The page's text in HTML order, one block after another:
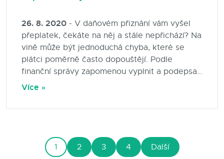
26. 8. 2020 - V daňovém přiznání vám vyšel
přeplatek, čekáte na něj a stále nepřichází? Na
vině může být jednoduchá chyba, které se
plátci poměrně často dopouštějí. Podle
finanční správy zapomenou vyplnit a podepsat
žádost o vrácení přeplatku.
Více »
1 2 3 4 Další